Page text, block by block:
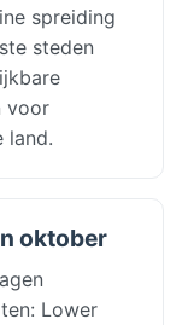
spreiding
steden
voor
land.
oktober
Lower